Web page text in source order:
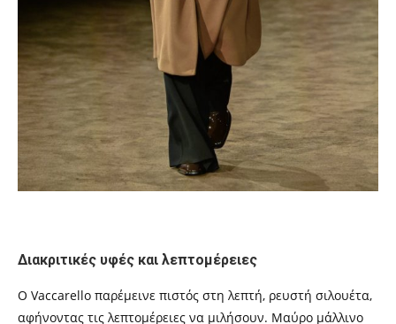
Διακριτικές υφές και λεπτομέρειες
Ο Vaccarello παρέμεινε πιστός στη λεπτή, ρευστή σιλουέτα,
αφήνοντας τις λεπτομέρειες να μιλήσουν. Μαύρο μάλλινο